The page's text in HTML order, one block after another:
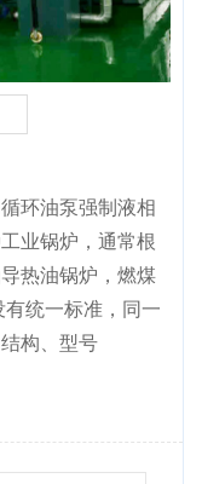
环油泵强制液相
业锅炉，通常根
热油锅炉，燃煤
统一标准，同一
构、型号